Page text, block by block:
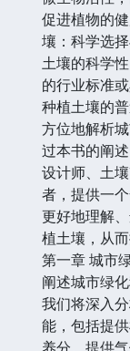
促进植物的
壤：科学选
土壤的科学
的行业标准
种植土壤的
方位地解析
过本书的阐
设计师、土
者，提供一
更好地理解
植土壤，从
第一章 城市
阐述城市绿
我们将深入
能，包括提
养分、提供